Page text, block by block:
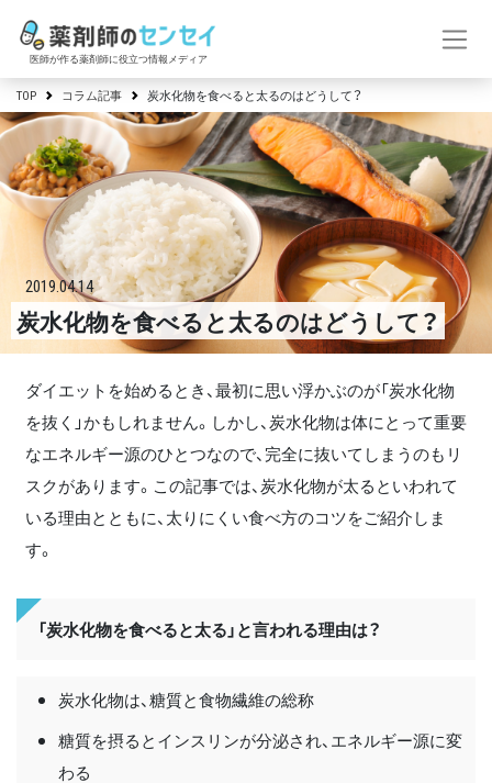
医師が作る薬剤師に役立つ情報メディア
TOP コラム記事 炭水化物を食べると太るのはどうして？
2019.04.14
炭水化物を食べると太るのはどうして？
ダイエットを始めるとき、最初に思い浮かぶのが「炭水化物
を抜く」かもしれません。しかし、炭水化物は体にとって重要
なエネルギー源のひとつなので、完全に抜いてしまうのもリ
スクがあります。この記事では、炭水化物が太るといわれて
いる理由とともに、太りにくい食べ方のコツをご紹介しま
す。
「炭水化物を食べると太る」と言われる理由は？
炭水化物は、糖質と食物繊維の総称
糖質を摂るとインスリンが分泌され、エネルギー源に変
わる